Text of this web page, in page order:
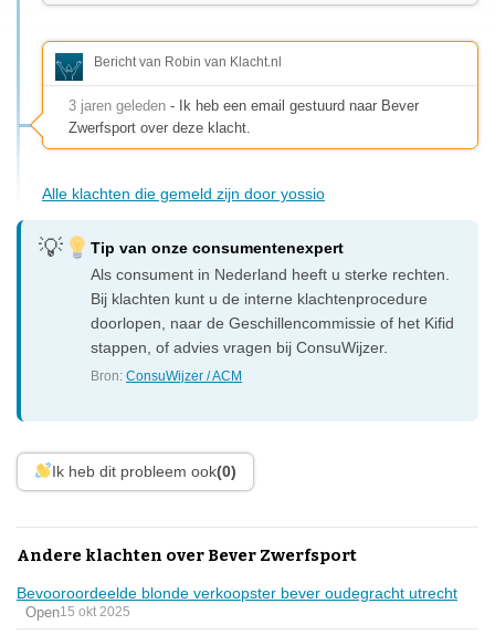
Bericht van Robin van Klacht.nl
3 jaren geleden - Ik heb een email gestuurd naar Bever
Zwerfsport over deze klacht.
Alle klachten die gemeld zijn door yossio
Tip van onze consumentenexpert
Als consument in Nederland heeft u sterke rechten.
Bij klachten kunt u de interne klachtenprocedure
doorlopen, naar de Geschillencommissie of het Kifid
stappen, of advies vragen bij ConsuWijzer.
Bron:ConsuWijzer / ACM
Ik heb dit probleem ook(0)
Andere klachten over Bever Zwerfsport
Bevooroordeelde blonde verkoopster bever oudegracht utrecht
Open15 okt 2025